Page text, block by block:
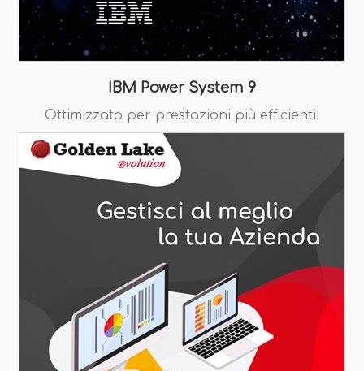
IBM Power System 9
Ottimizzato per prestazioni più efficienti!